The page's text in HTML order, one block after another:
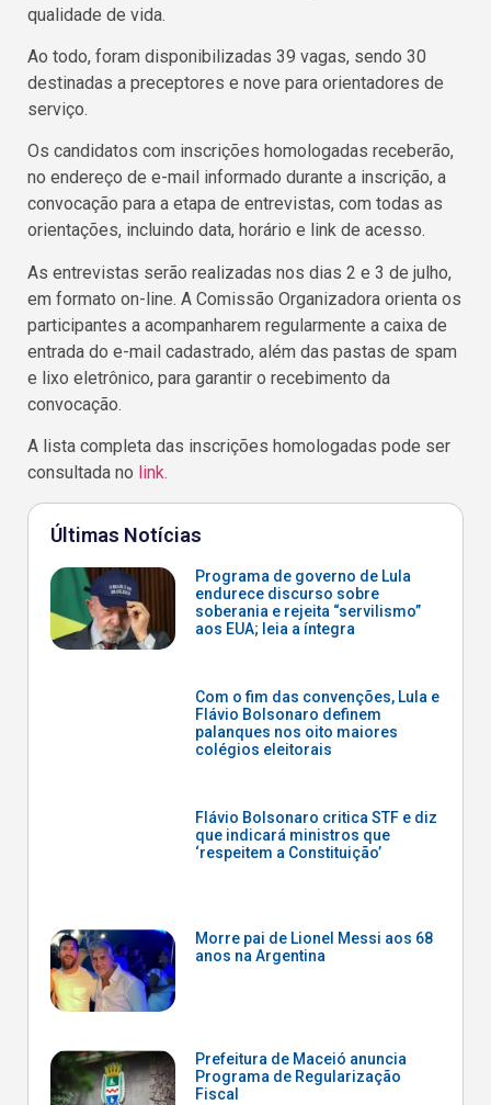
qualidade de vida.
Ao todo, foram disponibilizadas 39 vagas, sendo 30
destinadas a preceptores e nove para orientadores de
serviço.
Os candidatos com inscrições homologadas receberão,
no endereço de e-mail informado durante a inscrição, a
convocação para a etapa de entrevistas, com todas as
orientações, incluindo data, horário e link de acesso.
As entrevistas serão realizadas nos dias 2 e 3 de julho,
em formato on-line. A Comissão Organizadora orienta os
participantes a acompanharem regularmente a caixa de
entrada do e-mail cadastrado, além das pastas de spam
e lixo eletrônico, para garantir o recebimento da
convocação.
A lista completa das inscrições homologadas pode ser
consultada no link.
Últimas Notícias
Programa de governo de Lula
endurece discurso sobre
soberania e rejeita “servilismo”
aos EUA; leia a íntegra
Com o fim das convenções, Lula e
Flávio Bolsonaro definem
palanques nos oito maiores
colégios eleitorais
Flávio Bolsonaro critica STF e diz
que indicará ministros que
‘respeitem a Constituição’
Morre pai de Lionel Messi aos 68
anos na Argentina
Prefeitura de Maceió anuncia
Programa de Regularização
Fiscal